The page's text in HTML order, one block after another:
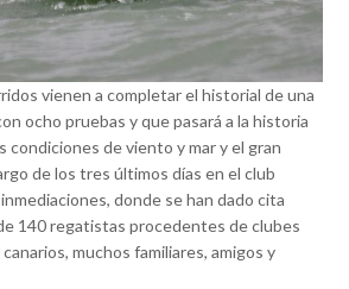
vienen a completar el historial de una
ocho pruebas y que pasará a la historia
condiciones de viento y mar y el gran
de los tres últimos días en el club
donde se han dado cita
140 regatistas procedentes de clubes
muchos familiares, amigos y